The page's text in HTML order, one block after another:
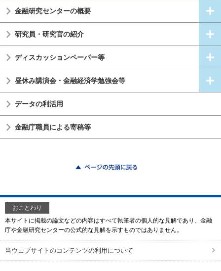
金融研究センターの概要
研究員・研究官の紹介
ディスカッションペーパー等
昼休み講演会・金融経済学勉強会等
データの利活用
金融庁職員による寄稿等
おことわり
本サイトに掲載の論文などの内容はすべて執筆者の個人的な見解であり、金融
庁や金融研究センターの公式的な見解を示すものではありません。
当ウェブサイトのコンテンツの利用について